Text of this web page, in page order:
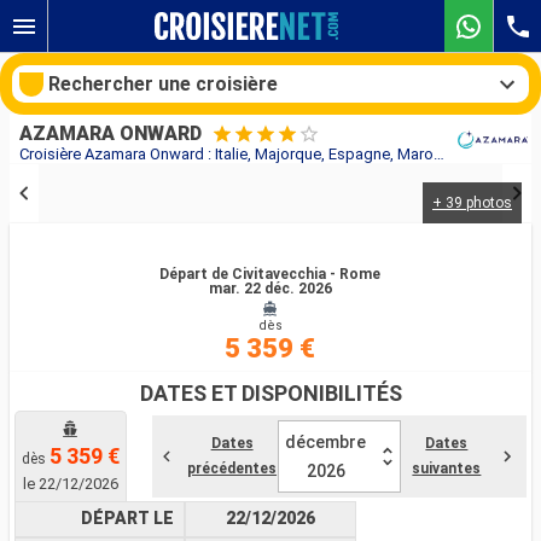
Croisière Azamara Onward : Italie, Majorque, Espagne, Maroc, Portugal au départ de Civitavecchia - Rome
AZAMARA ONWARD
+ 39 photos
Départ de Civitavecchia - Rome
mar. 22 déc. 2026
dès
5 359 €
DATES ET DISPONIBILITÉS
dès 5 359 €
le 22/12/2026
Dates
précédentes
décembre
2026
Dates
suivantes
DÉPART LE
22/12/2026
Rechercher une croisière
Mois de départ
Rechercher